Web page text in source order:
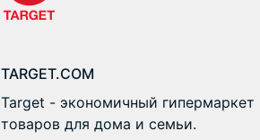
TARGET.COM
Target - экономичный гипермаркет
товаров для дома и семьи.